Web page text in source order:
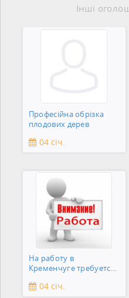
Інші
Професійна обрізка
плодових дерев
04 січ.
На работу в
Кременчуге требуется
04 січ.